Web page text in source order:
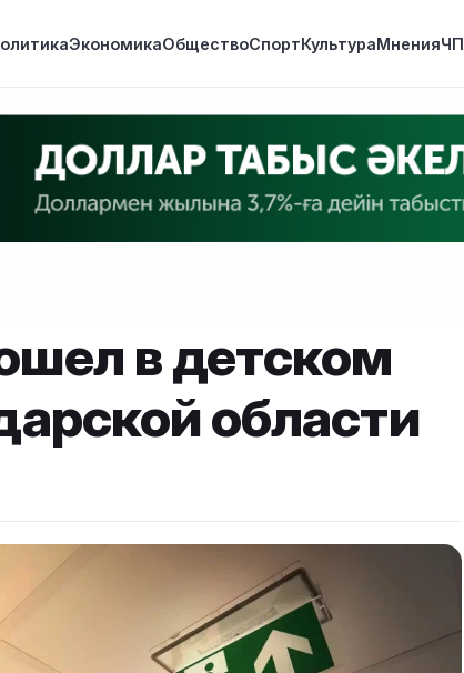
ЭкономикаОбществоСпортКультураМненияЧП
в детском
области